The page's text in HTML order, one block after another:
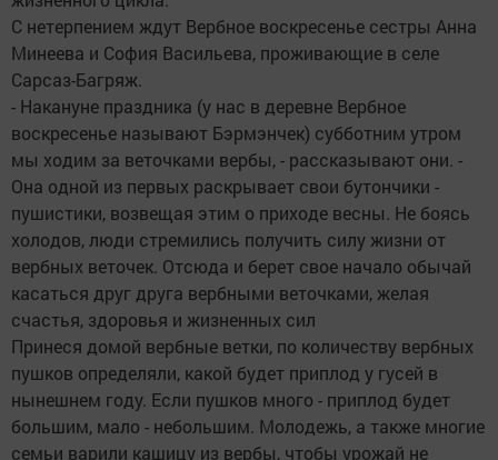
С нетерпением ждут Вербное воскресенье сестры Анна
Минеева и София Васильева, проживающие в селе
Сарсаз-Багряж.
- Накануне праздника (у нас в деревне Вербное
воскресенье называют Бэрмэнчек) субботним утром
мы ходим за веточками вербы, - рассказывают они. -
Она одной из первых раскрывает свои бутончики -
пушистики, возвещая этим о приходе весны. Не боясь
холодов, люди стремились получить силу жизни от
вербных веточек. Отсюда и берет свое начало обычай
касаться друг друга вербными веточками, желая
счастья, здоровья и жизненных сил
Принеся домой вербные ветки, по количеству вербных
пушков определяли, какой будет приплод у гусей в
нынешнем году. Если пушков много - приплод будет
большим, мало - небольшим. Молодежь, а также многие
семьи варили кашицу из вербы, чтобы урожай не